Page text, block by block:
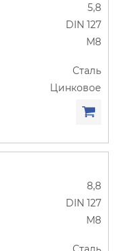
5,8
DIN 127
М8
Сталь
Цинковое
8,8
DIN 127
М8